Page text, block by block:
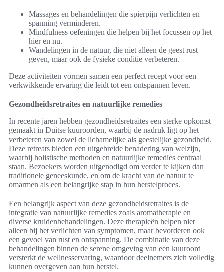
Massages en behandelingen die spierpijn verlichten en
spanning verminderen.
Mindfulness oefeningen die helpen bij het focussen op het
hier en nu.
Wandelingen in de natuur, die niet alleen de geest rust
geven, maar ook de fysieke conditie verbeteren.
Deze activiteiten vormen samen een perfect recept voor een
verkwikkende ervaring die leidt tot een ontspannen leven.
Gezondheidsretraites en natuurlijke remedies
In recente jaren hebben gezondheidsretraites een sterke opkomst
gemaakt in Duitse kuuroorden, waarbij de nadruk ligt op het
verbeteren van zowel de lichamelijke als geestelijke gezondheid.
Deze retreats bieden een uitgebreide benadering van welzijn,
waarbij holistische methoden en natuurlijke remedies centraal
staan. Bezoekers worden uitgenodigd om verder te kijken dan
traditionele geneeskunde, en om de kracht van de natuur te
omarmen als een belangrijke stap in hun herstelproces.
Een belangrijk aspect van deze gezondheidsretraites is de
integratie van natuurlijke remedies zoals aromatherapie en
diverse kruidenbehandelingen. Deze therapieën helpen niet
alleen bij het verlichten van symptomen, maar bevorderen ook
een gevoel van rust en ontspanning. De combinatie van deze
behandelingen binnen de serene omgeving van een kuuroord
versterkt de wellnesservaring, waardoor deelnemers zich volledig
kunnen overgeven aan hun herstel.